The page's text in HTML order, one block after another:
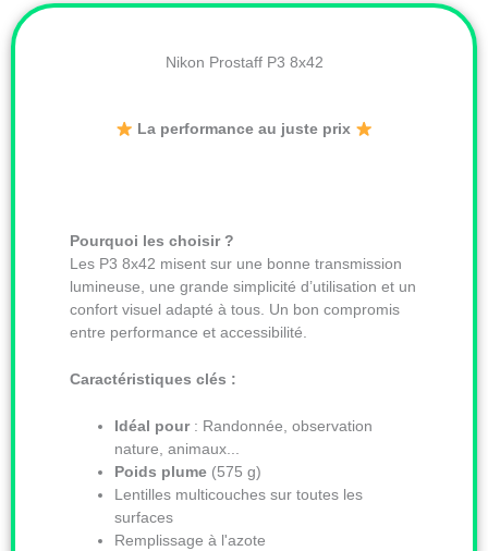
Nikon Prostaff P3 8x42
La performance au juste prix
Pourquoi les choisir ?
Les P3 8x42 misent sur une bonne transmission
lumineuse, une grande simplicité d’utilisation et un
confort visuel adapté à tous. Un bon compromis
entre performance et accessibilité.
Caractéristiques clés :
Idéal pour: Randonnée, observation
nature, animaux...
Poids plume (575 g)
Lentilles multicouches sur toutes les
surfaces
Remplissage à l'azote